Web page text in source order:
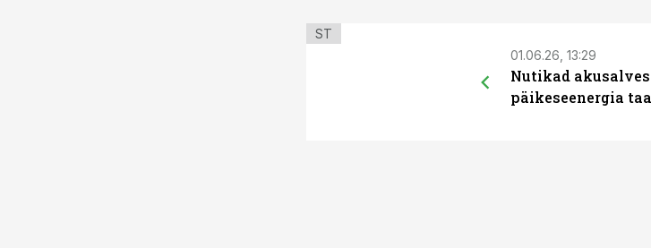
ST
01.06.26, 13:29
Nutikad
päikeseenergia